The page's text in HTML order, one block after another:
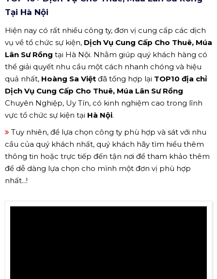
Tại Hà Nội
Hiện nay có rất nhiều công ty, đơn vị cung cấp các dịch
vụ về tổ chức sự kiện, Dịch Vụ Cung Cấp Cho Thuê, Múa
Lân Sư Rồng tại Hà Nội. Nhằm giúp quý khách hàng có
thể giải quyết nhu cầu một cách nhanh chóng và hiệu
quả nhất, Hoàng Sa Việt đã tổng hợp lại TOP10 địa chỉ
Dịch Vụ Cung Cấp Cho Thuê, Múa Lân Sư Rồng
Chuyên Nghiệp, Uy Tín, có kinh nghiệm cao trong lĩnh
vực tổ chức sự kiện tại Hà Nội.
Tuy nhiên, để lựa chọn công ty phù hợp và sát với nhu
cầu của quý khách nhất, quý khách hãy tìm hiểu thêm
thông tin hoặc trực tiếp đến tận nơi để tham khảo thêm
để dễ dàng lựa chọn cho mình một đơn vị phù hợp
nhất...!